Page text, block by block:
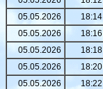
05.05.2026
18:14
05.05.2026
18:16
05.05.2026
18:18
05.05.2026
18:20
05.05.2026
18:22